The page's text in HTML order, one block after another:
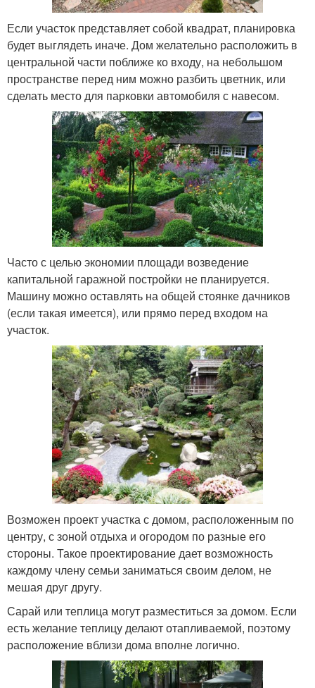
Если участок представляет собой квадрат, планировка
будет выглядеть иначе. Дом желательно расположить в
центральной части поближе ко входу, на небольшом
пространстве перед ним можно разбить цветник, или
сделать место для парковки автомобиля с навесом.
Часто с целью экономии площади возведение
капитальной гаражной постройки не планируется.
Машину можно оставлять на общей стоянке дачников
(если такая имеется), или прямо перед входом на
участок.
Возможен проект участка с домом, расположенным по
центру, с зоной отдыха и огородом по разные его
стороны. Такое проектирование дает возможность
каждому члену семьи заниматься своим делом, не
мешая друг другу.
Сарай или теплица могут разместиться за домом. Если
есть желание теплицу делают отапливаемой, поэтому
расположение вблизи дома вполне логично.